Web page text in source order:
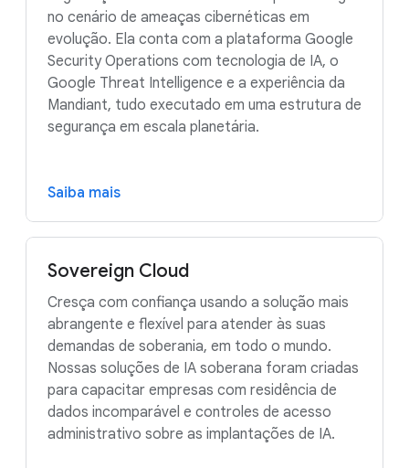
no cenário de ameaças cibernéticas em
evolução. Ela conta com a plataforma Google
Security Operations com tecnologia de IA, o
Google Threat Intelligence e a experiência da
Mandiant, tudo executado em uma estrutura de
segurança em escala planetária.
Saiba mais
Sovereign Cloud
Cresça com confiança usando a solução mais
abrangente e flexível para atender às suas
demandas de soberania, em todo o mundo.
Nossas soluções de IA soberana foram criadas
para capacitar empresas com residência de
dados incomparável e controles de acesso
administrativo sobre as implantações de IA.